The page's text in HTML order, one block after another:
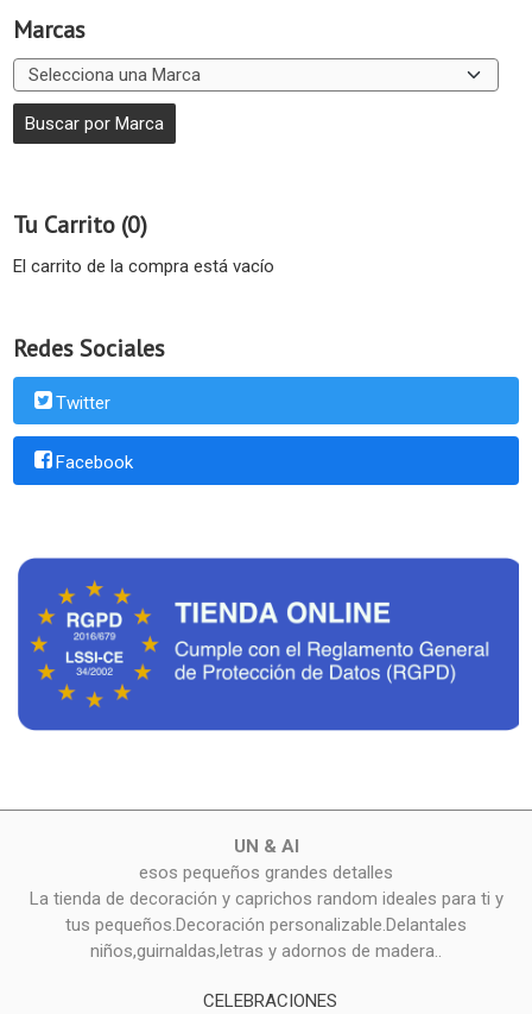
Marcas
Tu Carrito (0)
El carrito de la compra está vacío
Redes Sociales
Twitter
Facebook
UN & AI
esos pequeños grandes detalles
La tienda de decoración y caprichos random ideales para ti y
tus pequeños.Decoración personalizable.Delantales
niños,guirnaldas,letras y adornos de madera..
CELEBRACIONES